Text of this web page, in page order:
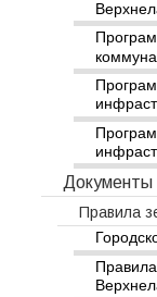
Документы
Правила